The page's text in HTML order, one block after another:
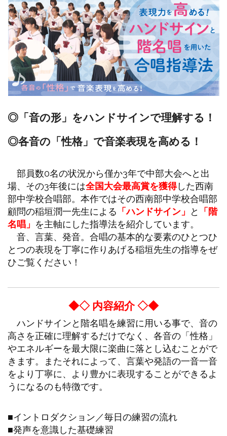
◎「音の形」をハンドサインで理解する！
◎各音の「性格」で音楽表現を高める！
部員数0名の状況から僅か3年で中部大会へと出
場、その3年後には全国大会最高賞を獲得した西南
部中学校合唱部。本作ではその西南部中学校合唱部
顧問の稲垣潤一先生による 「ハンドサイン」 と
「階
名唱」 を主軸にした指導法を紹介しています。
音、言葉、発音。合唱の基本的な要素のひとつひ
とつの表現を丁寧に作りあげる稲垣先生の指導をぜ
ひご覧ください！
◆◇ 内容紹介 ◇◆
ハンドサインと階名唱を練習に用いる事で、音の
高さを正確に理解するだけでなく、各音の「性格」
やエネルギーを最大限に楽曲に落とし込むことがで
きます。またそれによって、言葉や発語の一音一音
をより丁寧に、より豊かに表現することができるよ
うになるのも特徴です。
■イントロダクション／毎日の練習の流れ
■発声を意識した基礎練習